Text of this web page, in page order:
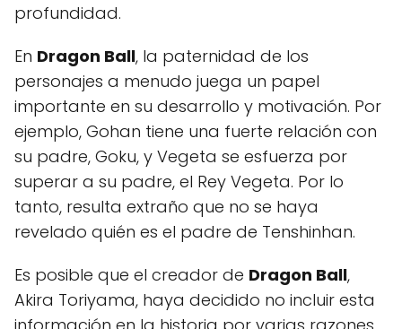
profundidad.
En Dragon Ball, la paternidad de los
personajes a menudo juega un papel
importante en su desarrollo y motivación. Por
ejemplo, Gohan tiene una fuerte relación con
su padre, Goku, y Vegeta se esfuerza por
superar a su padre, el Rey Vegeta. Por lo
tanto, resulta extraño que no se haya
revelado quién es el padre de Tenshinhan.
Es posible que el creador de Dragon Ball,
Akira Toriyama, haya decidido no incluir esta